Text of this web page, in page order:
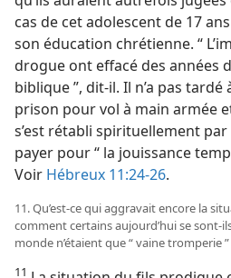
cas de cet adolescent de 17
son éducation chrétienne. “
drogue ont effacé des années
biblique ”, dit-​il. Il n’a pas
prison pour vol à main armée
s’est rétabli spirituellement
payer pour “ la jouissance
Voir Hébreux 11:24-26.
11. Qu’est-​ce qui aggravait encore la
comment certains aujourd’hui se sont-​
monde n’étaient que “ vaine tromperie ”
11